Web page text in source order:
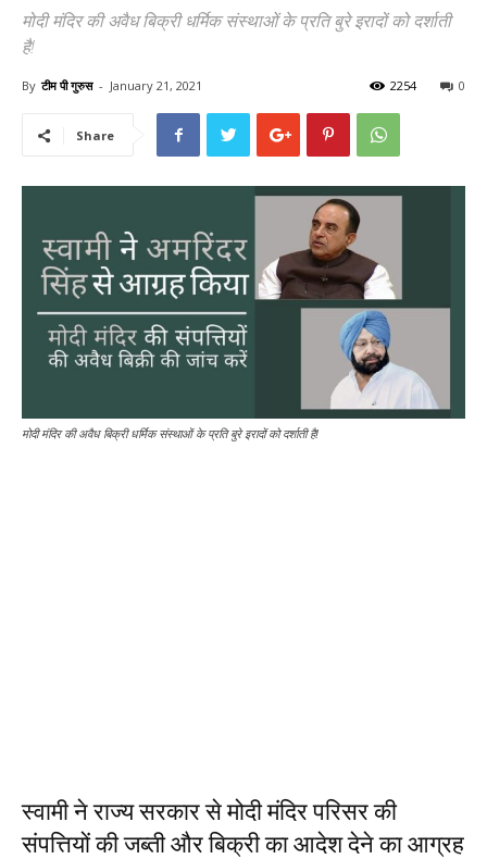
मोदी मंदिर की अवैध बिक्री धर्मिक संस्थाओं के प्रति बुरे इरादों को दर्शाती
है!
By टीम पी गुरुस - January 21, 2021 0
2254
Share
मोदी मंदिर की अवैध बिक्री धर्मिक संस्थाओं के प्रति बुरे इरादों को दर्शाती है!
स्वामी ने राज्य सरकार से मोदी मंदिर परिसर की
संपत्तियों की जब्ती और बिक्री का आदेश देने का आग्रह